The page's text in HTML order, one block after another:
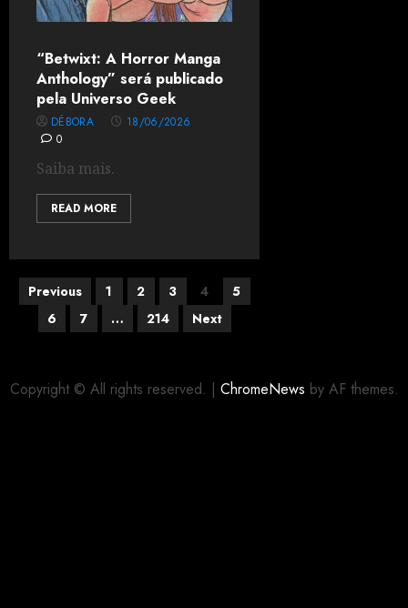
“Betwixt: A Horror Manga
Anthology” será publicado
pela Universo Geek
DÉBORA
18/06/2026
0
Saiba mais.
READ MORE
Previous 1 2 3 4
5
6
7 … 214 Next
Copyright © All rights reserved. | ChromeNews by AF themes.